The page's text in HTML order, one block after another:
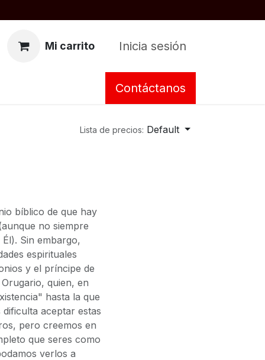
Mi carrito Inicia sesión
Contáctanos
Lista de precios: Default
bíblico de que hay
no siempre
Sin embargo,
espirituales
y el príncipe de
quien, en
hasta la que
aceptar estas
pero creemos en
que seres como
verlos a